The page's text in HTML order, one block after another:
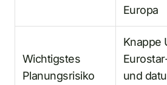
Europa
Wichtigstes
Planungsrisiko
Knappe
und